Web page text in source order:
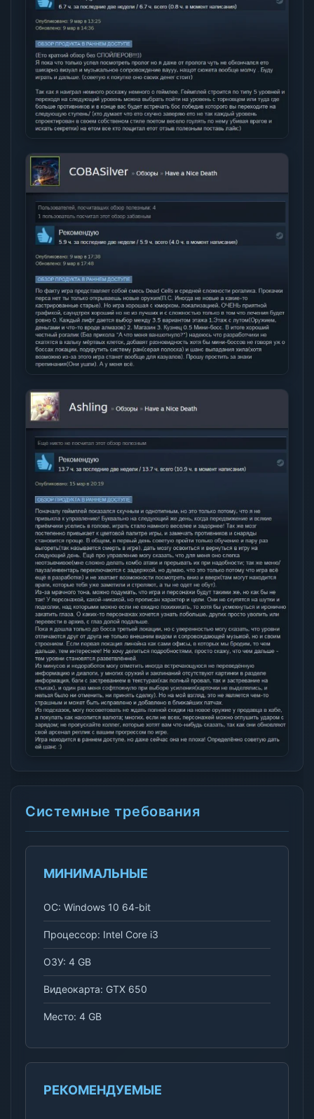
Системные требования
МИНИМАЛЬНЫЕ
ОС: Windows 10 64-bit
Процессор: Intel Core i3
ОЗУ: 4 GB
Видеокарта: GTX 650
Место: 4 GB
РЕКОМЕНДУЕМЫЕ